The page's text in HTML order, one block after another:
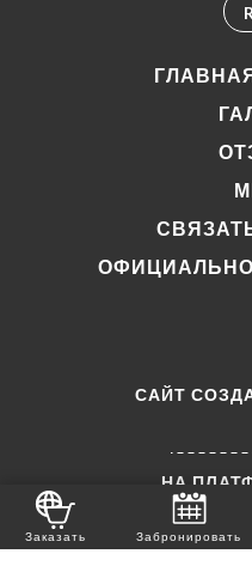
© АВТОРСКОЕ ПРАВО
ПРАВА
САЙТ
НА
Заказать Забронировать